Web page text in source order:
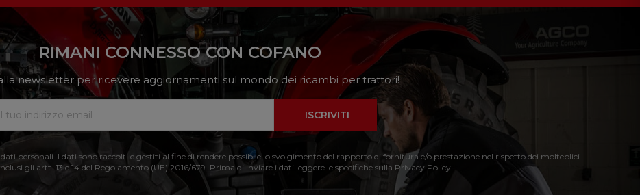
RIMANI CONNESSO CON COFANO
newsletter per ricevere aggiornamenti sul mondo dei ricambi per trattori!
ISCRIVITI
personali. I dati sono raccolti e gestiti al fine di rendere possibile lo svolgimento del rapporto di fornitura e/o prestazione nel rispetto dei molteplici
gli artt. 13 e 14 del Regolamento (UE) 2016/679. Prima di inviare i dati leggere le specifiche sulla Privacy Policy.